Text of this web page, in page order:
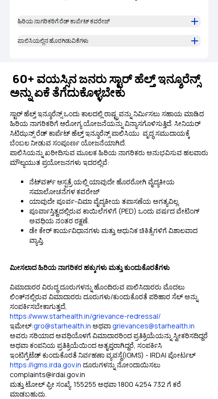
ಹಿರಿಯ ನಾಗರಿಕರಿಗೆ ರೆಡ್ ಕಾರ್ಪೆಟ್ ಕವರೇಜ್
ಪಾಲಿಸಿಯಲ್ಲಿನ ಹೊರಗಿಡುವಿಕೆಗಳು
60+ ವಯಸ್ಸಿನ ಜನರು ಸ್ಟಾರ್ ಹೆಲ್ತ್ ಇನ್ಶೂರೆನ್ಸ್
ಅನ್ನು ಏಕೆ ತೆಗೆದುಕೊಳ್ಳಬೇಕು
ಸ್ಟಾರ್ ಹೆಲ್ತ್ ಇನ್ಶೂರೆನ್ಸ್ ಒಂದು ಕಾಲದಲ್ಲಿ ರಾಷ್ಟ್ರವನ್ನು ನಿರ್ಮಿಸಲು ಸಹಾಯ ಮಾಡಿದ
ಹಿರಿಯ ನಾಗರಿಕರಿಗೆ ಆರೋಗ್ಯ ಯೋಜನೆಯನ್ನು ವಿನ್ಯಾಸಗೊಳಿಸುತ್ತಿದೆ. ಸೀನಿಯರ್
ಸಿಟಿಝನ್ಸ್ ರೆಡ್ ಕಾರ್ಪೆಟ್ ಹೆಲ್ತ್ ಇನ್ಶೂರೆನ್ಸ್ ಪಾಲಿಸಿಯು ವೃದ್ಧ ಸಮುದಾಯಕ್ಕೆ
ಬೆಂಬಲ ನೀಡುವ ಸಂಪೂರ್ಣ ಯೋಜನೆಯಾಗಿದೆ.
ಪಾಲಿಸಿಯನ್ನು ಖರೀದಿಸುವ ಮೂಲಕ ಹಿರಿಯ ನಾಗರಿಕರು ಅನುಭವಿಸುವ ಹಲವಾರು
ಮೌಲ್ಯಯುತ ಪ್ರಯೋಜನಗಳು ಇದರಲ್ಲಿವೆ:
ನೆಟ್‌ವರ್ಕ್ ಆಸ್ಪತ್ರೆ ಯಲ್ಲಿ ಯಾವುದೇ ಹೊರರೋಗಿ ವೈದ್ಯಕೀಯ
ಸಮಾಲೋಚನೆಗಳ ಕವರೇಜ್
ಯಾವುದೇ ಪೂರ್ವ-ವಿಮಾ ವೈದ್ಯಕೀಯ ತಪಾಸಣೆಯ ಅಗತ್ಯವಿಲ್ಲ.
ಪೂರ್ವಾಸ್ತಿತ್ವದಲ್ಲಿರುವ ಕಾಯಿಲೆಗಳಿಗೆ (PED) ಒಂದು ವರ್ಷದ ವೇಟಿಂಗ್
ಅವಧಿಯ ನಂತರ ರಕ್ಷಣೆ.
ಡೇ ಕೇರ್ ಕಾರ್ಯವಿಧಾನಗಳು ಮತ್ತು ಆಧುನಿಕ ಚಿಕಿತ್ಸೆಗಳಿಗೆ ವಿಶಾಲವಾದ
ವ್ಯಾಪ್ತಿ.
ಮೀಸಲಾದ ಹಿರಿಯ ನಾಗರಿಕರ ಹಕ್ಕುಗಳು ಮತ್ತು ಕುಂದುಕೊರತೆಗಳು
ವಿಮಾದಾರರ ವಿರುದ್ಧ ದೂರುಗಳನ್ನು ಹೊಂದಿರುವ ಪಾಲಿಸಿದಾರರು ಮೊದಲು
ಲಿಂಕ್‌ನಲ್ಲಿರುವ ವಿಮಾದಾರರು ದೂರುಗಳು/ಕುಂದುಕೊರತೆ ಪರಿಹಾರ ಸೆಲ್ ಅನ್ನು
ಸಂಪರ್ಕಿಸಬೇಕಾಗುತ್ತದೆ,
https://www.starhealth.in/grievance-redressal/
ಇಮೇಲ್:gro@starhealth.in ಅಥವಾgrievances@starhealth.in
ಅವರು ಸರಿಯಾದ ಅವಧಿಯೊಳಗೆ ವಿಮಾದಾರರಿಂದ ಪ್ರತಿಕ್ರಿಯೆಯನ್ನು ಸ್ವೀಕರಿಸದಿದ್ದರೆ
ಅಥವಾ ಕಂಪನಿಯ ಪ್ರತಿಕ್ರಿಯೆಯಿಂದ ಅತೃಪ್ತರಾಗಿದ್ದರೆ, ಸಂಪರ್ಕಿಸಿ
ಇಂಟಿಗ್ರೆಟೆಡ್ ಕುಂದುಕೊರತೆ ನಿರ್ವಹಣಾ ವ್ಯವಸ್ಥೆ(IGMS) - IRDAI ಪೋರ್ಟಲ್
https://igms.irda.gov.in ದೂರುಗಳನ್ನು ನೋಂದಾಯಿಸಲು
complaints@irdai.gov.in
ಮತ್ತು ಟೋಲ್ ಫ್ರೀ ಸಂಖ್ಯೆ. 155255 ಅಥವಾ 1800 4254 732 ಗೆ ಕರೆ
ಮಾಡಬಹುದು.